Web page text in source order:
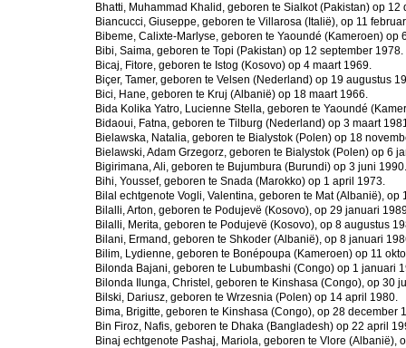
Bhatti, Muhammad Khalid, geboren te Sialkot (Pakistan) op 12
Biancucci, Giuseppe, geboren te Villarosa (Italië), op 11
Bibeme, Calixte-Marlyse, geboren te Yaoundé (Kameroen) op
Bibi, Saima, geboren te Topi (Pakistan) op 12 september 1978.
Bicaj, Fitore, geboren te Istog (Kosovo) op 4 maart 1969.
Biçer, Tamer, geboren te Velsen (Nederland) op 19 augustus
Bici, Hane, geboren te Kruj (Albanië) op 18 maart 1966.
Bida Kolika Yatro, Lucienne Stella, geboren te Yaoundé
Bidaoui, Fatna, geboren te Tilburg (Nederland) op 3 maart
Bielawska, Natalia, geboren te Bialystok (Polen) op 18
Bielawski, Adam Grzegorz, geboren te Bialystok (Polen) op 6
Bigirimana, Ali, geboren te Bujumbura (Burundi) op 3 juni 1990.
Bihi, Youssef, geboren te Snada (Marokko) op 1 april 1973.
Bilal echtgenote Vogli, Valentina, geboren te Mat (Albanië), op
Bilalli, Arton, geboren te Podujevë (Kosovo), op 29 januari
Bilalli, Merita, geboren te Podujevë (Kosovo), op 8 augustus
Bilani, Ermand, geboren te Shkoder (Albanië), op 8 januari
Bilim, Lydienne, geboren te Bonépoupa (Kameroen) op 11
Bilonda Bajani, geboren te Lubumbashi (Congo) op 1 januari
Bilonda Ilunga, Christel, geboren te Kinshasa (Congo), op 30
Bilski, Dariusz, geboren te Wrzesnia (Polen) op 14 april 1980.
Bima, Brigitte, geboren te Kinshasa (Congo), op 28 december
Bin Firoz, Nafis, geboren te Dhaka (Bangladesh) op 22 april
Binaj echtgenote Pashaj, Mariola, geboren te Vlore (Albanië),